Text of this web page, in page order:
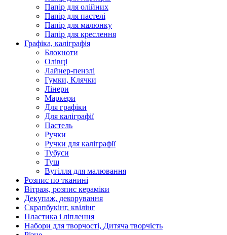
Папір для олійних
Папір для пастелі
Папір для малюнку
Папір для креслення
Графіка, каліграфія
Блокноти
Олівці
Лайнер-пензлі
Гумки, Клячки
Лінери
Маркери
Для графіки
Для каліграфії
Пастель
Ручки
Ручки для каліграфії
Тубуси
Туш
Вугілля для малювання
Розпис по тканині
Вітраж, розпис кераміки
Декупаж, декорування
Скрапбукінг, квілінг
Пластика і ліплення
Набори для творчості, Дитяча творчість